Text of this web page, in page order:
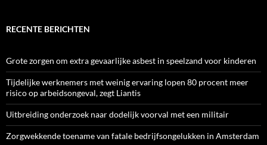
RECENTE BERICHTEN
Grote zorgen om extra gevaarlijke asbest in speelzand voor kinderen
Tijdelijke werknemers met weinig ervaring lopen 80 procent meer
risico op arbeidsongeval, zegt Liantis
Uitbreiding onderzoek naar dodelijk voorval met een militair
Zorgwekkende toename van fatale bedrijfsongelukken in Amsterdam